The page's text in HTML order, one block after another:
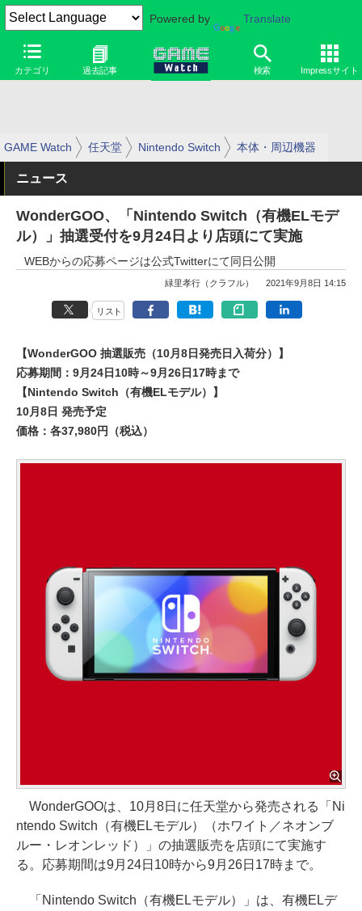
Powered by Translate
カテゴリ 過去記事 検索 Impressサイト
GAME Watch 任天堂 Nintendo Switch 本体・周辺機器
ニュース
WonderGOO、「Nintendo Switch（有機ELモデ
ル）」抽選受付を9月24日より店頭にて実施
WEBからの応募ページは公式Twitterにて同日公開
緑里孝行（クラフル） 2021年9月8日 14:15
リスト
【WonderGOO 抽選販売（10月8日発売日入荷分）】
応募期間：9月24日10時～9月26日17時まで
【Nintendo Switch（有機ELモデル）】
10月8日 発売予定
価格：各37,980円（税込）
WonderGOOは、10月8日に任天堂から発売される「Ni
ntendo Switch（有機ELモデル）（ホワイト／ネオンブ
ルー・レオンレッド）」の抽選販売を店頭にて実施す
る。応募期間は9月24日10時から9月26日17時まで。
「Nintendo Switch（有機ELモデル）」は、有機ELデ